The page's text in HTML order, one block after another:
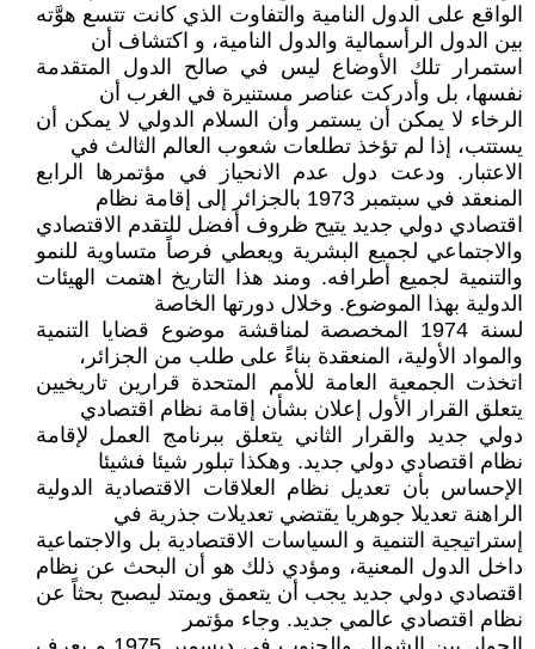
الواقع على الدول النامية والتفاوت الذي كانت تتسع هوَّته
بين الدول الرأسمالية والدول النامية، و اكتشاف أن
استمرار تلك الأوضاع ليس في صالح الدول المتقدمة
نفسها، بل وأدركت عناصر مستنيرة في الغرب أن
الرخاء لا يمكن أن يستمر وأن السلام الدولي لا يمكن أن
يستتب، إذا لم تؤخذ تطلعات شعوب العالم الثالث في
الاعتبار. ودعت دول عدم الانحياز في مؤتمرها الرابع
المنعقد في سبتمبر 1973 بالجزائر إلى إقامة نظام
اقتصادي دولي جديد يتيح ظروف أفضل للتقدم الاقتصادي
والاجتماعي لجميع البشرية ويعطي فرصاً متساوية للنمو
والتنمية لجميع أطرافه. ومند هذا التاريخ اهتمت الهيئات
الدولية بهذا الموضوع. وخلال دورتها الخاصة
لسنة 1974 المخصصة لمناقشة موضوع قضايا التنمية
والمواد الأولية، المنعقدة بناءً على طلب من الجزائر،
اتخذت الجمعية العامة للأمم المتحدة قرارين تاريخيين
يتعلق القرار الأول إعلان بشأن إقامة نظام اقتصادي
دولي جديد والقرار الثاني يتعلق ببرنامج العمل لإقامة
نظام اقتصادي دولي جديد. وهكذا تبلور شيئا فشيئا
الإحساس بأن تعديل نظام العلاقات الاقتصادية الدولية
الراهنة تعديلا جوهريا يقتضي تعديلات جذرية في
إستراتيجية التنمية و السياسات الاقتصادية بل والاجتماعية
داخل الدول المعنية، ومؤدي ذلك هو أن البحث عن نظام
اقتصادي دولي جديد يجب أن يتعمق ويمتد ليصبح بحثاً عن
نظام اقتصادي عالمي جديد. وجاء مؤتمر